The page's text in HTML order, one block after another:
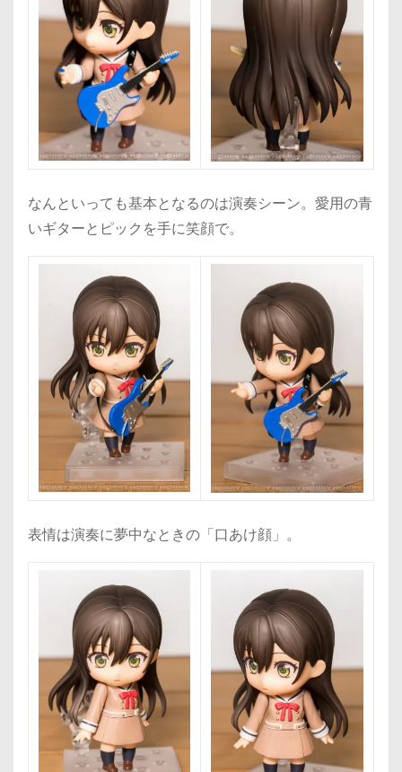
なんといっても基本となるのは演奏シーン。愛用の青
いギターとピックを手に笑顔で。
表情は演奏に夢中なときの「口あけ顔」。